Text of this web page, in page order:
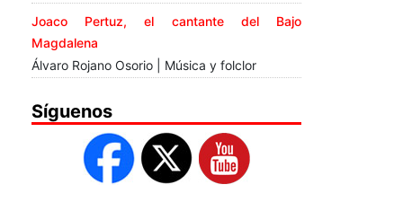
Joaco Pertuz, el cantante del Bajo
Magdalena
Álvaro Rojano Osorio | Música y folclor
Síguenos